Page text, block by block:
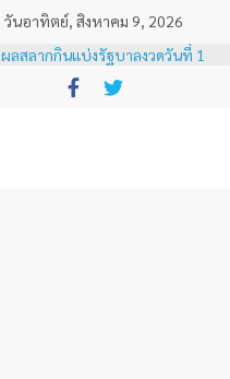
วันอาทิตย์, สิงหาคม 9, 2026
ผลสลากกินแบ่งรัฐบาลงวดวันที่ 1
พฤศจิกายน 2567
หลักเกณฑ์และวิธีการเทียบเคียงผลการ